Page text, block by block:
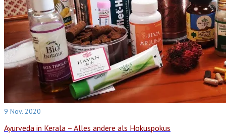
9 Nov. 2020
Ayurveda in Kerala – Alles andere als Hokuspokus